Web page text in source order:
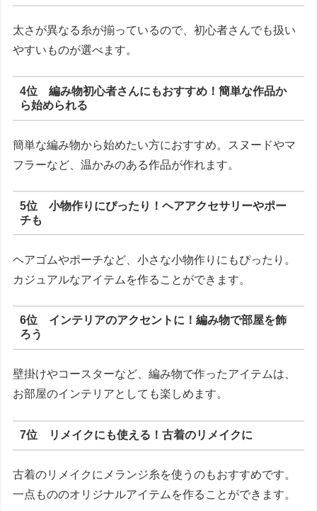
太さが異なる糸が揃っているので、初心者さんでも扱い
やすいものが選べます。
4位 編み物初心者さんにもおすすめ！簡単な作品か
ら始められる
簡単な編み物から始めたい方におすすめ。スヌードやマ
フラーなど、温かみのある作品が作れます。
5位 小物作りにぴったり！ヘアアクセサリーやポー
チも
ヘアゴムやポーチなど、小さな小物作りにもぴったり。
カジュアルなアイテムを作ることができます。
6位 インテリアのアクセントに！編み物で部屋を飾
ろう
壁掛けやコースターなど、編み物で作ったアイテムは、
お部屋のインテリアとしても楽しめます。
7位 リメイクにも使える！古着のリメイクに
古着のリメイクにメランジ糸を使うのもおすすめです。
一点もののオリジナルアイテムを作ることができます。